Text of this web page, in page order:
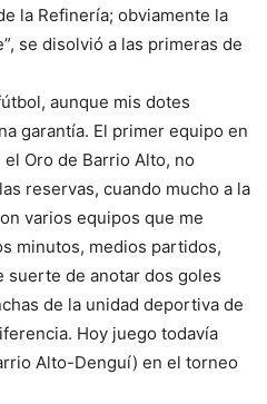
la Refinería; obviamente la
se disolvió a las primeras de
aunque mis dotes
garantía. El primer equipo en
Oro de Barrio Alto, no
reservas, cuando mucho a la
varios equipos que me
minutos, medios partidos,
suerte de anotar dos goles
de la unidad deportiva de
Hoy juego todavía
Alto-Denguí) en el torneo